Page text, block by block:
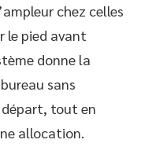
chez celles
le pied avant
donne la
sans
tout en
allocation.